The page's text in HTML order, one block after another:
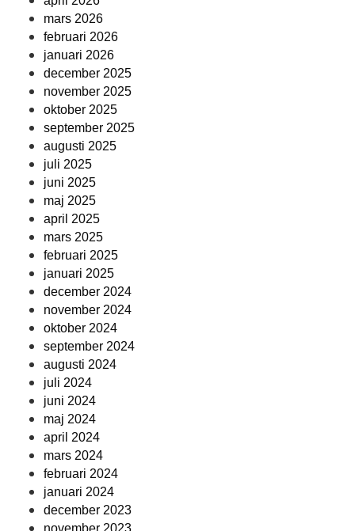
mars 2026
februari 2026
januari 2026
december 2025
november 2025
oktober 2025
september 2025
augusti 2025
juli 2025
juni 2025
maj 2025
april 2025
mars 2025
februari 2025
januari 2025
december 2024
november 2024
oktober 2024
september 2024
augusti 2024
juli 2024
juni 2024
maj 2024
april 2024
mars 2024
februari 2024
januari 2024
december 2023